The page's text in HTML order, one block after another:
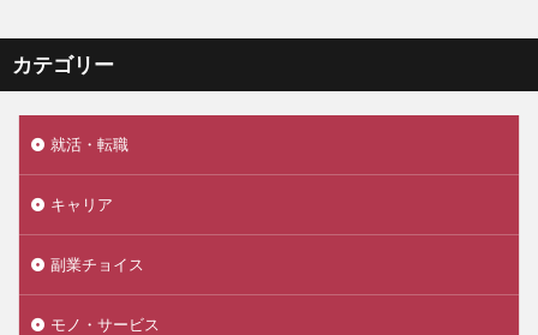
カテゴリー
就活・転職
キャリア
副業チョイス
モノ・サービス